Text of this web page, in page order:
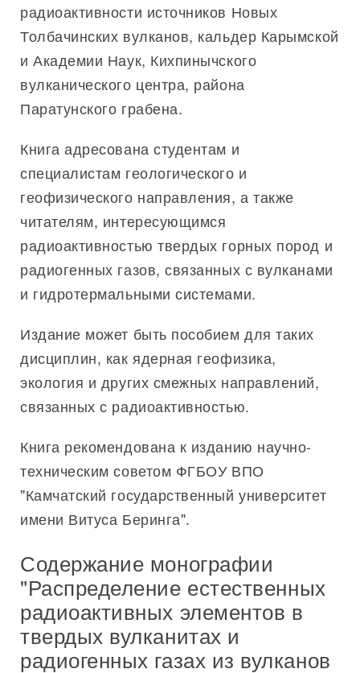
радиоактивности источников Новых
Толбачинских вулканов, кальдер Карымской
и Академии Наук, Кихпинычского
вулканического центра, района
Паратунского грабена.
Книга адресована студентам и
специалистам геологического и
геофизического направления, а также
читателям, интересующимся
радиоактивностью твердых горных пород и
радиогенных газов, связанных с вулканами
и гидротермальными системами.
Издание может быть пособием для таких
дисциплин, как ядерная геофизика,
экология и других смежных направлений,
связанных с радиоактивностью.
Книга рекомендована к изданию научно-
техническим советом ФГБОУ ВПО
"Камчатский государственный университет
имени Витуса Беринга".
Содержание монографии
"Распределение естественных
радиоактивных элементов в
твердых вулканитах и
радиогенных газах из вулканов